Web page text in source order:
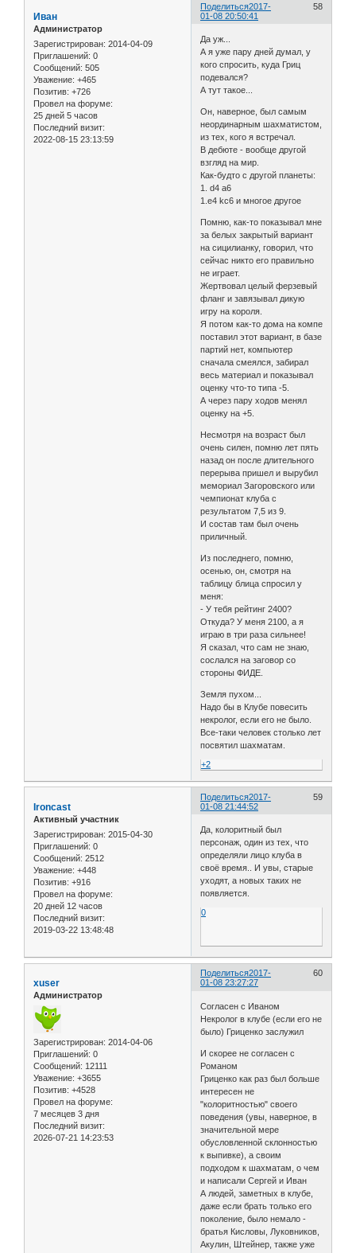
Поделиться 58
2017-
01-08 20:50:41
Иван
Администратор
Зарегистрирован: 2014-04-09
Приглашений: 0
Сообщений: 505
Уважение: +465
Позитив: +726
Провел на форуме:
25 дней 5 часов
Последний визит:
2022-08-15 23:13:59
Да уж...
А я уже пару дней думал, у
кого спросить, куда Гриц
подевался?
А тут такое...
Он, наверное, был самым
неординарным шахматистом,
из тех, кого я встречал.
В дебюте - вообще другой
взгляд на мир.
Как-будто с другой планеты:
1. d4 а6
1.e4 kc6 и многое другое
Помню, как-то показывал мне
за белых закрытый вариант
на сицилианку, говорил, что
сейчас никто его правильно
не играет.
Жертвовал целый ферзевый
фланг и завязывал дикую
игру на короля.
Я потом как-то дома на компе
поставил этот вариант, в базе
партий нет, компьютер
сначала смеялся, забирал
весь материал и показывал
оценку что-то типа -5.
А через пару ходов менял
оценку на +5.
Несмотря на возраст был
очень силен, помню лет пять
назад он после длительного
перерыва пришел и вырубил
мемориал Загоровского или
чемпионат клуба с
результатом 7,5 из 9.
И состав там был очень
приличный.
Из последнего, помню,
осенью, он, смотря на
таблицу блица спросил у
меня:
- У тебя рейтинг 2400?
Откуда? У меня 2100, а я
играю в три раза сильнее!
Я сказал, что сам не знаю,
сослался на заговор со
стороны ФИДЕ.
Земля пухом...
Надо бы в Клубе повесить
некролог, если его не было.
Все-таки человек столько лет
посвятил шахматам.
+2
Поделиться 59
2017-
01-08 21:44:52
Ironcast
Активный участник
Зарегистрирован: 2015-04-30
Приглашений: 0
Сообщений: 2512
Уважение: +448
Позитив: +916
Провел на форуме:
20 дней 12 часов
Последний визит:
2019-03-22 13:48:48
Да, колоритный был
персонаж, один из тех, что
определяли лицо клуба в
своё время.. И увы, старые
уходят, а новых таких не
появляется.
0
Поделиться 60
2017-
01-08 23:27:27
xuser
Администратор
Зарегистрирован: 2014-04-06
Приглашений: 0
Сообщений: 12111
Уважение: +3655
Позитив: +4528
Провел на форуме:
7 месяцев 3 дня
Последний визит:
2026-07-21 14:23:53
Согласен с Иваном
Некролог в клубе (если его не
было) Гриценко заслужил
И скорее не согласен с
Романом
Гриценко как раз был больше
интересен не
"колоритностью" своего
поведения (увы, наверное, в
значительной мере
обусловленной склонностью
к выпивке), а своим
подходом к шахматам, о чем
и написали Сергей и Иван
А людей, заметных в клубе,
даже если брать только его
поколение, было немало -
братья Кисловы, Луковников,
Акулин, Штейнер, также уже